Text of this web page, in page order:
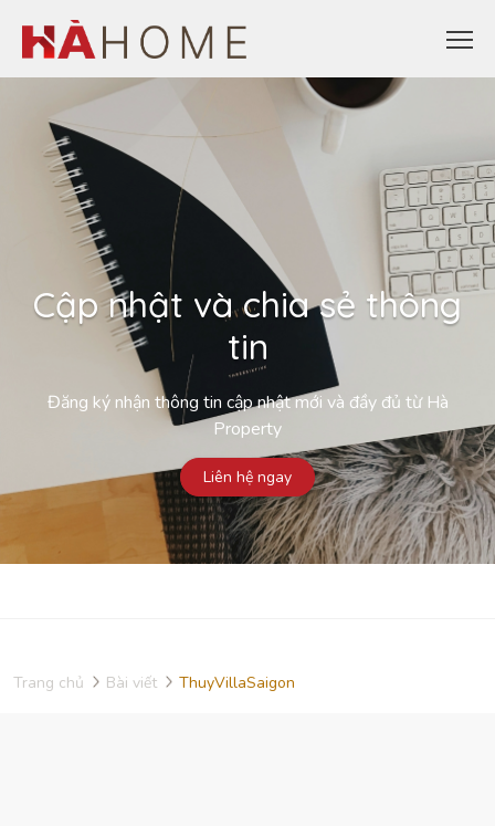
Cập nhật và chia sẻ thông
tin
Đăng ký nhận thông tin cập nhật mới và đầy đủ từ Hà
Property
Liên hệ ngay
Trang chủ Bài viết ThuyVillaSaigon